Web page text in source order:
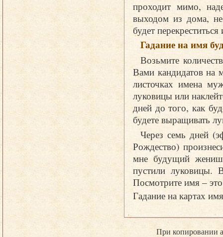
проходит мимо,
выходом из дома, не
будет
Гадание на имя
Возьмите
Вами кандидатов на
листочках имена
луковицы или
дней до того, как
будете выращивать
Через семь дней
Рождество)
мне будущий
пустили луковицы.
Посмотрите имя –
Гадание на картах
При копировании